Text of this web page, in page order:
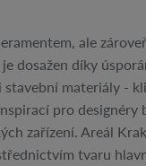
ale
dosažen díky
materiály -
pro designéry
zařízení. Areál
tvaru